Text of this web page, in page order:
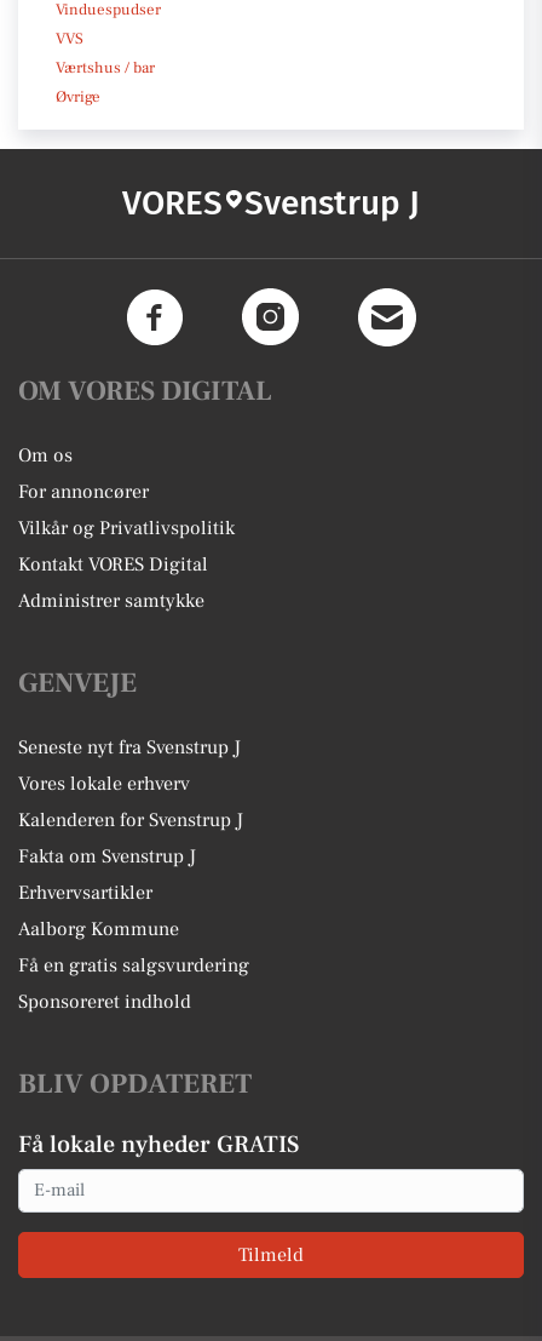
Vinduespudser
VVS
Værtshus / bar
Øvrige
VORES Svenstrup J
OM VORES DIGITAL
Om os
For annoncører
Vilkår og Privatlivspolitik
Kontakt VORES Digital
Administrer samtykke
GENVEJE
Seneste nyt fra Svenstrup J
Vores lokale erhverv
Kalenderen for Svenstrup J
Fakta om Svenstrup J
Erhvervsartikler
Aalborg Kommune
Få en gratis salgsvurdering
Sponsoreret indhold
BLIV OPDATERET
Få lokale nyheder GRATIS
Email
Tilmeld